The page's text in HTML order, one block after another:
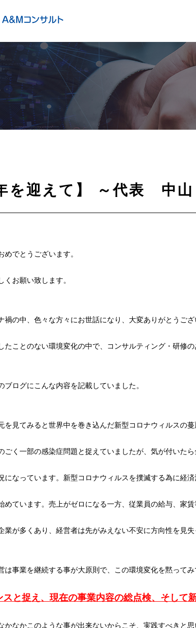
を迎えて】 ～代表 中
めでとうございます。
くお願い致します。
禍の中、色々な方々にお世話になり、大変ありがとうござ
たことのない環境変化の中で、コンサルティング・研修の
ブログにこんな内容を記載していました。
を見てみると世界中を巻き込んだ新型コロナウィルスの
ごく一部の感染症問題と捉えていましたが、気が付いた
になっています。新型コロナウィルスを撲滅する為に経
めています。売上がゼロになる一方、従業員の給与、家
業が多くあり、経営者は先がみえない不安に方向性を見失
は事業を継続する事が大原則で、この環境変化を黙ってみ
スと捉え、現在の事業内容の総点検、そして
かなかこのような事が出来ないからこそ、実践すべきと思